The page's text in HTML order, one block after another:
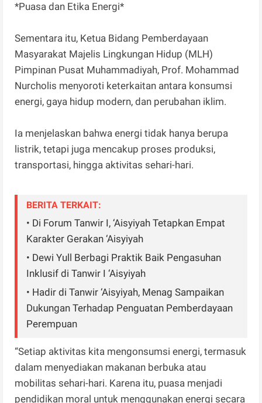
*Puasa dan Etika Energi*
Sementara itu, Ketua Bidang Pemberdayaan
Masyarakat Majelis Lingkungan Hidup (MLH)
Pimpinan Pusat Muhammadiyah, Prof. Mohammad
Nurcholis menyoroti keterkaitan antara konsumsi
energi, gaya hidup modern, dan perubahan iklim.
Ia menjelaskan bahwa energi tidak hanya berupa
listrik, tetapi juga mencakup proses produksi,
transportasi, hingga aktivitas sehari-hari.
BERITA TERKAIT:
• Di Forum Tanwir I, ‘Aisyiyah Tetapkan Empat
Karakter Gerakan ‘Aisyiyah
• Dewi Yull Berbagi Praktik Baik Pengasuhan
Inklusif di Tanwir I ‘Aisyiyah
• Hadir di Tanwir ‘Aisyiyah, Menag Sampaikan
Dukungan Terhadap Penguatan Pemberdayaan
Perempuan
“Setiap aktivitas kita mengonsumsi energi, termasuk
dalam menyediakan makanan berbuka atau
mobilitas sehari-hari. Karena itu, puasa menjadi
pendidikan moral untuk menggunakan energi secara